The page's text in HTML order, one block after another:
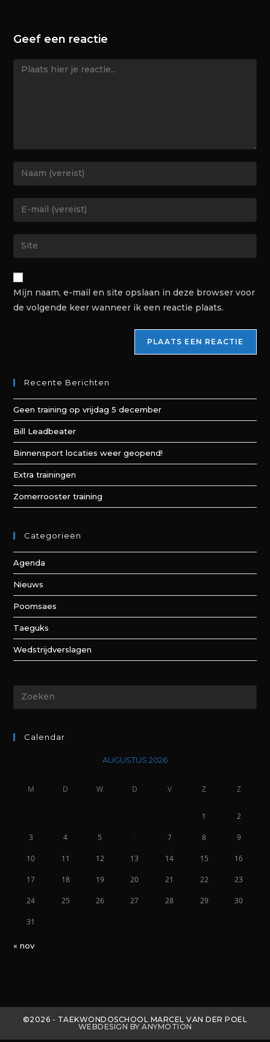
Geef een reactie
Mijn naam, e-mail en site opslaan in deze browser voor
de volgende keer wanneer ik een reactie plaats.
Recente Berichten
Geen training op vrijdag 5 december
Bill Leadbeater
Binnensport locaties weer geopend!
Extra trainingen
Zomerrooster training
Categorieën
Agenda
Nieuws
Poomsaes
Taeguks
Wedstrijdverslagen
Calendar
AUGUSTUS 2026
M D W D V Z Z
1 2
3 4 5 7 8 9
10 11 12 13 14 15 16
17 18 19 20 21 22 23
24 25 26 27 28 29 30
31
« nov
©2026 - TAEKWONDOSCHOOL MARCEL VAN DER POEL
WEBDESIGN BY ANYMOTION